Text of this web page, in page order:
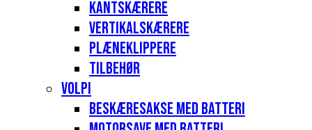
Kantskærere
Vertikalskærere
Plæneklippere
Tilbehør
Volpi
Beskæresakse med batteri